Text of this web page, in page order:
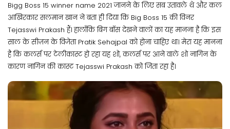
Bigg Boss 15 winner name 2021 जानने के लिए सब उतावले थे और कल
आखिरकार सलमान खान ने बता ही दिया कि Big Boss 15 की विनर
Tejasswi Prakash हैं। हालाँकि बिग बॉस देखने वालों का यह मानना है कि इस
साल के सीज़न के विजेता Pratik Sehajpal को होना चाहिए था। मेरा यह मानना
है कि कलर्स पर टेलीकास्ट हो रहा यह शो, कलर्स पर आने वाले शो नागिन के
कारण नागिन की कास्ट Tejasswi Prakash को जिता रहा है।